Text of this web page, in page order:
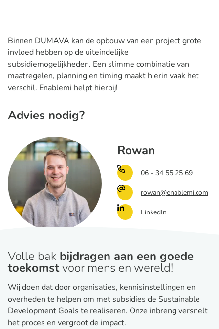
Binnen DUMAVA kan de opbouw van een project grote
invloed hebben op de uiteindelijke
subsidiemogelijkheden. Een slimme combinatie van
maatregelen, planning en timing maakt hierin vaak het
verschil. Enablemi helpt hierbij!
Advies nodig?
Rowan
06 - 34 55 25 69
rowan@enablemi.com
LinkedIn
Volle bak bijdragen aan een goede
toekomstvoor mens en wereld!
Wij doen dat door organisaties, kennisinstellingen en
overheden te helpen om met subsidies de Sustainable
Development Goals te realiseren. Onze inbreng versnelt
het proces en vergroot de impact.